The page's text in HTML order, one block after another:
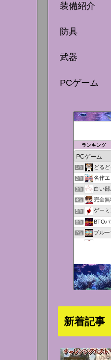
装備紹介
防具
武器
PCゲーム
ランキング
1位 どるど
2位 名作
3位 白い部
4位 完全無
5位 ゲー
6位 BTO
7位 ブル
10位 ゲー
11位 にゃ
12位 情報
15位 BTO
新着記事